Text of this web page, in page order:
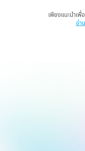
เพียงแนะนำเ
อ่า